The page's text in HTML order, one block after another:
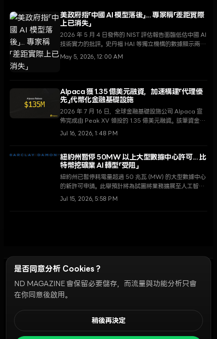
美政府指「中國 AI 模型落後」... 專家稱「差距實際
上已消失」
2026 年 5 月 4 日發佈的 NIST 評估報告面臨低估中國 AI
技術實力的批評。史丹福 HAI 等獨立機構的數據顯示兩國
間的差距僅為 2.7%，DeepSeek 和阿里巴巴的突飛猛進
May 5, 2026, 12:00 AM
Alpaca 獲 1.35 億美元融資，加速構建「代理優
先」代幣化金融基礎設施
2026 年 7 月 16 日，全球金融基礎設施公司 Alpaca 宣
佈完成由 Peak XV 領投的 1.35 億美元融資。該筆資金將
用於擴展針對自主 AI 代理及代幣化市場的次世代證券交
Jul 16, 2026, 1:48 PM
紐約州暫停 50MW 以上大型數據中心許可... 比
特幣挖礦業 AI 轉型「受阻」
紐約州已暫停耗電量超過 50 兆瓦 (MW) 的大型數據中心
的新許可申請。此舉預計將為試圖將業務擴展至人工智能
(AI) 基礎設施的比特幣挖礦公司帶來重大的監管障礙。
Jul 15, 2026, 5:58 PM
倫理準則Discord Bots
© 2026 NDD INC. 保留所有權利。
是否同意分析 Cookies？
ND MAGAZINE 會保留必要儲存，而流量與功能分析只會
在你同意後啟用。
稍後再決定